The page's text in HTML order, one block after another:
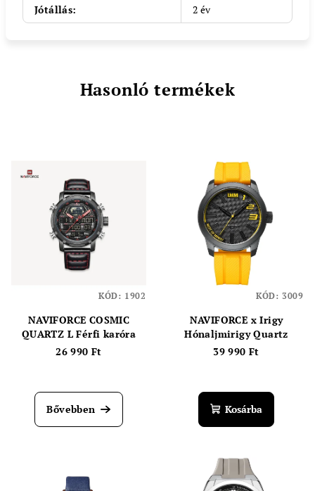
Jótállás: 2 év
Hasonló termékek
NAVIFORCE COSMIC
QUARTZ L Férfi karóra
26 990 Ft
Bővebben
KÓD: 1902
NAVIFORCE x Irigy
Hónaljmirigy Quartz
39 990 Ft
Kosárba
KÓD: 3009